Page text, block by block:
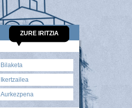
ZURE IRITZIA
Bilaketa
Ikertzailea
Aurkezpena